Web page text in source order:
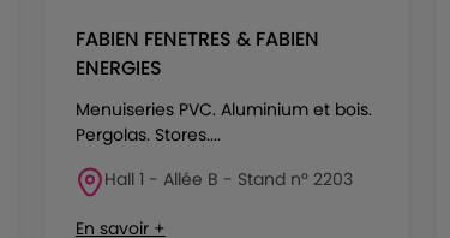
FABIEN FENETRES & FABIEN
ENERGIES
Menuiseries PVC. Aluminium et bois.
Pergolas. Stores....
Hall 1 - Allée B - Stand n° 2203
En savoir +